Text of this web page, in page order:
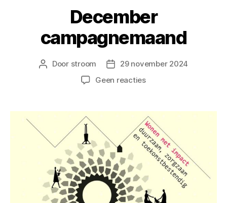
December
campagnemaand
Berichtauteur
Door stroom Berichtdatum
29 november 2024
Geen reactiesop